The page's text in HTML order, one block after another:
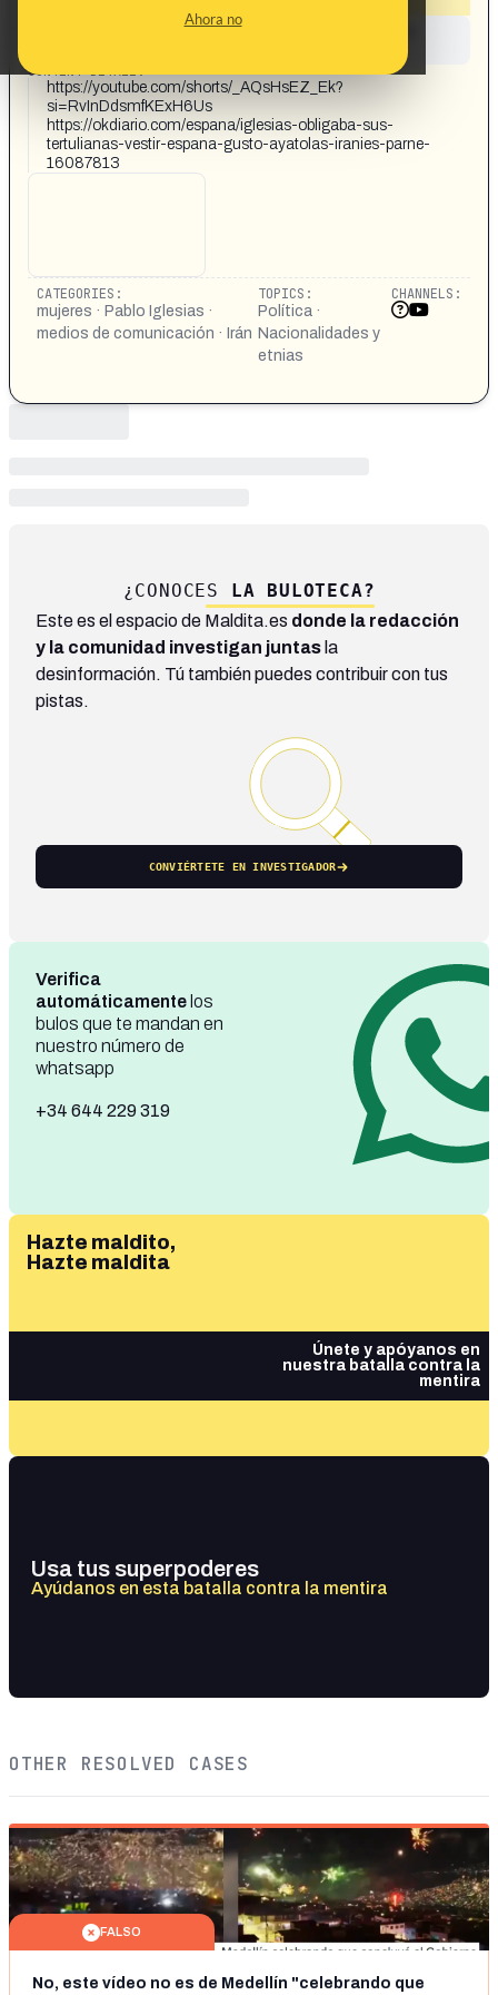
Ahora no
This content has not yet been investigated by the
CONTENT DETAIL:
https://youtube.com/shorts/_AQsHsEZ_Ek?
si=RvInDdsmfKExH6Us
https://okdiario.com/espana/iglesias-obligaba-sus-
tertulianas-vestir-espana-gusto-ayatolas-iranies-parne-
16087813
CATEGORIES:
mujeres · Pablo Iglesias ·
medios de comunicación · Irán
TOPICS:
Política ·
Nacionalidades y
etnias
CHANNELS:
¿CONOCES LA BULOTECA?
Este es el espacio de Maldita.es donde la redacción
y la comunidad investigan juntas la
desinformación. Tú también puedes contribuir con tus
pistas.
CONVIÉRTETE EN INVESTIGADOR
Verifica
automáticamente los
bulos que te mandan en
nuestro número de
whatsapp
+34 644 229 319
Hazte maldito,
Hazte maldita
Únete y apóyanos en
nuestra batalla contra la
mentira
Usa tus superpoderes
Ayúdanos en esta batalla contra la mentira
OTHER RESOLVED CASES
FALSO
No, este vídeo no es de Medellín "celebrando que